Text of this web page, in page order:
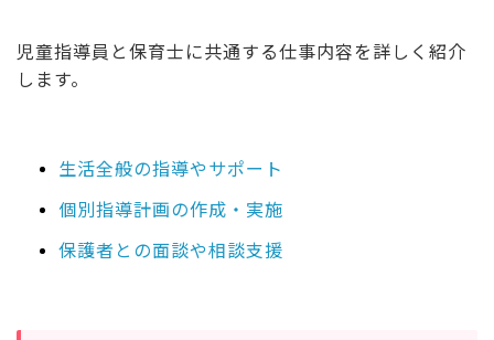
児童指導員と保育士に共通する仕事内容を詳しく紹介
します。
生活全般の指導やサポート
個別指導計画の作成・実施
保護者との面談や相談支援